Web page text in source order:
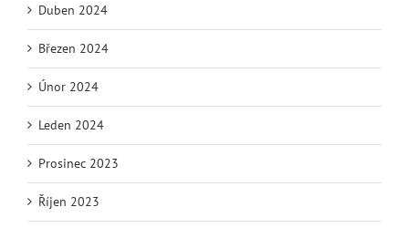
Duben 2024
Březen 2024
Únor 2024
Leden 2024
Prosinec 2023
Říjen 2023